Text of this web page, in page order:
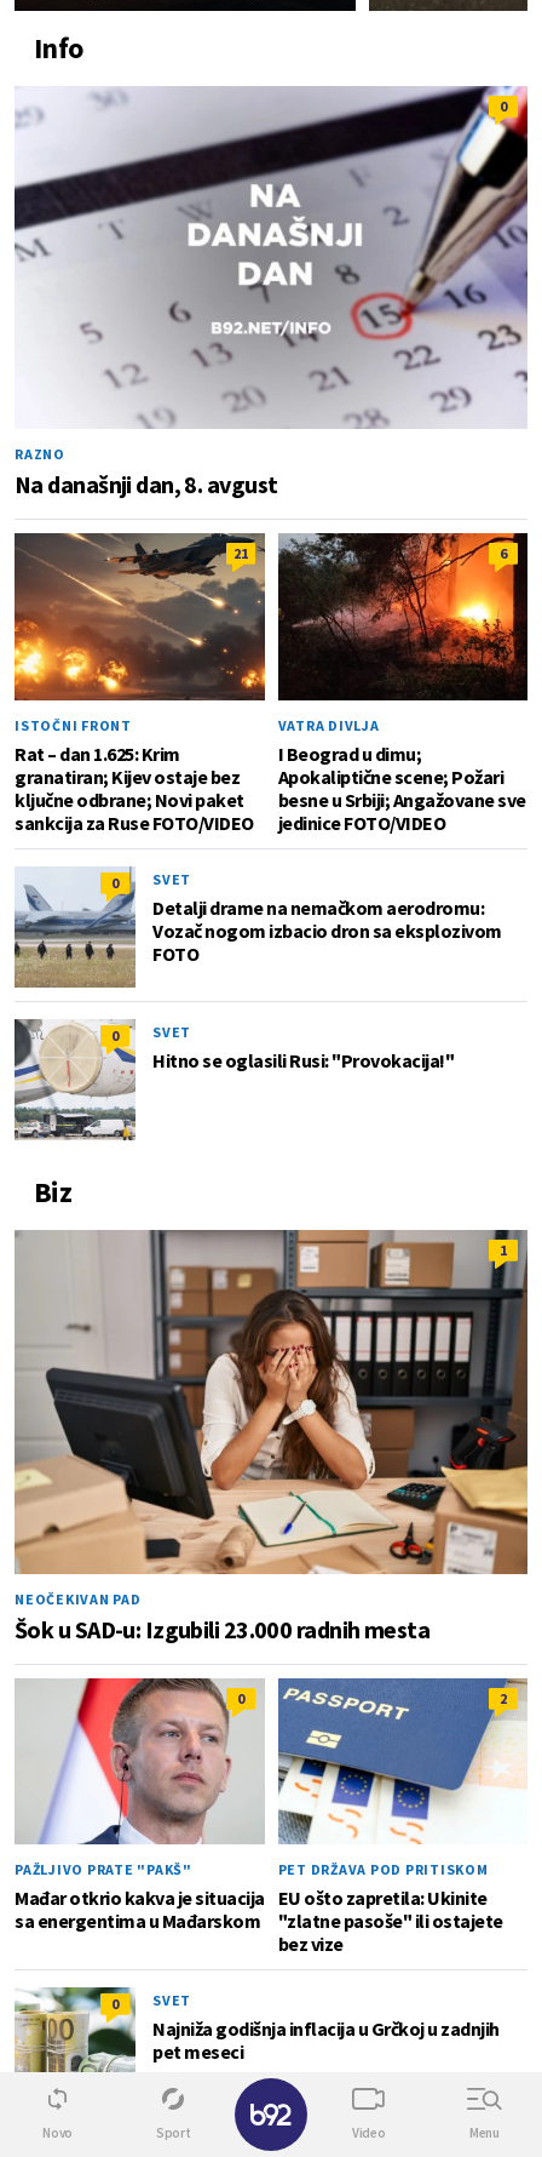
Info
0
RAZNO
Na današnji dan, 8. avgust
21
ISTOČNI FRONT
Rat – dan 1.625: Krim
granatiran; Kijev ostaje bez
ključne odbrane; Novi paket
sankcija za Ruse FOTO/VIDEO
6
VATRA DIVLJA
I Beograd u dimu;
Apokaliptične scene; Požari
besne u Srbiji; Angažovane sve
jedinice FOTO/VIDEO
0 SVET
Detalji drame na nemačkom aerodromu:
Vozač nogom izbacio dron sa eksplozivom
FOTO
0 SVET
Hitno se oglasili Rusi: "Provokacija!"
Biz
1
NEOČEKIVAN PAD
Šok u SAD-u: Izgubili 23.000 radnih mesta
0
PAŽLJIVO PRATE "PAKŠ"
Mađar otkrio kakva je situacija
sa energentima u Mađarskom
2
PET DRŽAVA POD PRITISKOM
EU ošto zapretila: Ukinite
"zlatne pasoše" ili ostajete
bez vize
0 SVET
Najniža godišnja inflacija u Grčkoj u zadnjih
pet meseci
OBJAVLJEN PROGRAM
Novo Sport Video Menu
✕